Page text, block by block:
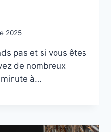
2025
pas et si vous êtes
de nombreux
à…